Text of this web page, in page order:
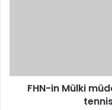
FHN-in Mülki